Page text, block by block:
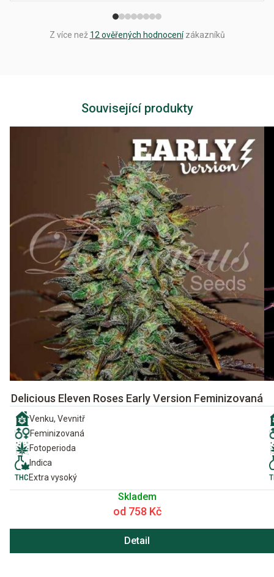
Z více než 12 ověřených hodnocenízákazníků
Související produkty
Delicious Eleven Roses Early Version Feminizovaná
Venku, Vevnitř
Feminizovaná
Fotoperioda
Indica
Extra vysoký
Skladem
od 758 Kč
Detail